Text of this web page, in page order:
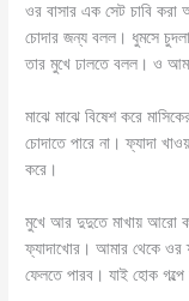
ওর বাসার এক সেট চাবি
চোদার জন্য বলল। ধুমসে
তার মুখে ঢালতে বলল। ও
মাঝে মাঝে বিষেশ করে
চোদাতে পারে না। ফ্যাদা
করে।
মুখে আর দুদুতে মাখায় আরো
ফ্যাদাখোর। আমার থেকে ওর
ফেলতে পারব। যাই হোক